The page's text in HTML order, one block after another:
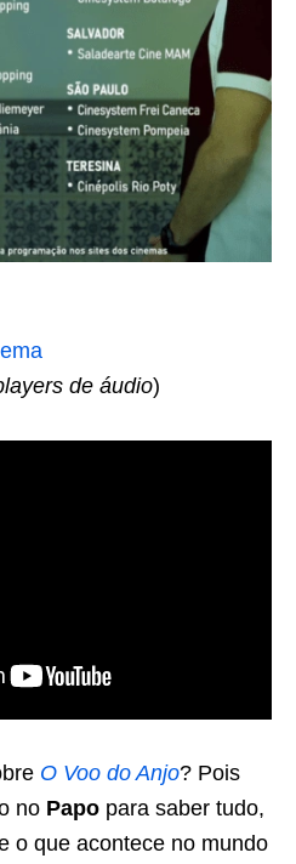
de áudio)
O Voo do Anjo? Pois
no Papo para saber tudo,
o que acontece no mundo